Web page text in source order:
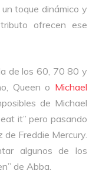
toque dinámico y
ofrecen ese
de los 60, 70 80 y
Queen o Michael
de Michael
it” pero pasando
Freddie Mercury.
algunos de los
de Abba.